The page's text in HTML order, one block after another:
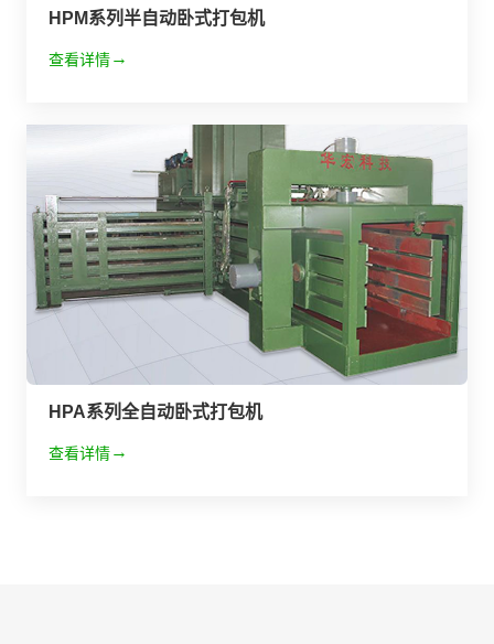
HPM系列半自动卧式打包机
查看详情
HPA系列全自动卧式打包机
查看详情